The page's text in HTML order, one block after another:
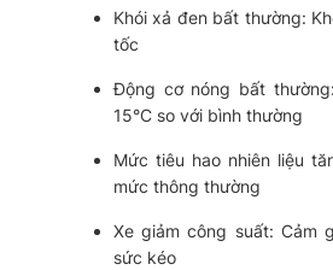
Khói xả đen bất thường:
tốc
Động cơ nóng bất
15°C so với bình thường
Mức tiêu hao nhiên liệu
mức thông thường
Xe giảm công suất: Cảm
sức kéo